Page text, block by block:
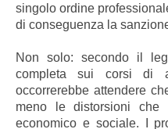
singolo ordine
di conseguenza la
Non solo: secondo il
completa sui corsi di
occorrerebbe attendere
meno le distorsioni che
economico e sociale. I